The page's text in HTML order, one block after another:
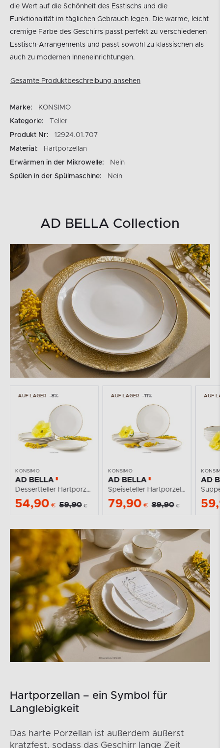
die Wert auf die Schönheit des Esstischs und die
Funktionalität im täglichen Gebrauch legen. Die warme, leicht
cremige Farbe des Geschirrs passt perfekt zu verschiedenen
Esstisch-Arrangements und passt sowohl zu klassischen als
auch zu modernen Inneneinrichtungen.
Gesamte Produktbeschreibung ansehen
Marke:
KONSIMO
Kategorie:
Teller
Produkt Nr:
12924.01.707
Material:
Hartporzellan
Erwärmen in der Mikrowelle:
Nein
Spülen in der Spülmaschine:
Nein
AD BELLA Collection
AUF LAGER -8%
KONSIMO
AD BELLA
Dessertteller Hartporzellan Ecru/Gold 6 tlg.
54,90 € 59,90 €
AUF LAGER -11%
KONSIMO
AD BELLA
Speiseteller Hartporzellan ecru/gold 6 tlg.
79,90 € 89,90 €
AUF
AD
Hartporzellan – ein Symbol für
Langlebigkeit
Das harte Porzellan ist außerdem äußerst
kratzfest, sodass das Geschirr lange Zeit